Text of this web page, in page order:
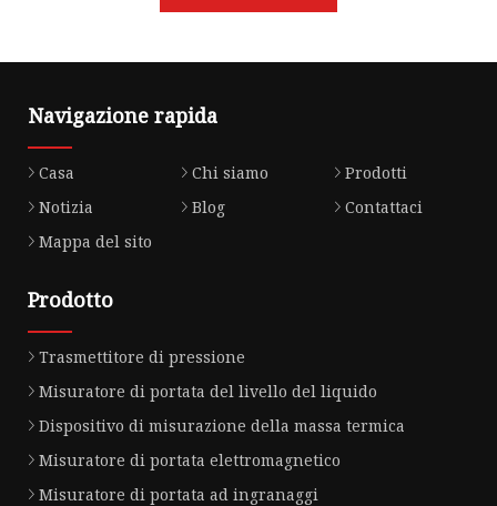
Navigazione rapida
Casa Chi siamo
Prodotti
Notizia
Blog
Contattaci
Mappa del sito
Prodotto
Trasmettitore di pressione
Misuratore di portata del livello del liquido
Dispositivo di misurazione della massa termica
Misuratore di portata elettromagnetico
Misuratore di portata ad ingranaggi